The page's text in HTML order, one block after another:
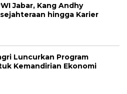
Jabar, Kang Andhy
hingga Karier
Luncurkan Program
Kemandirian Ekonomi